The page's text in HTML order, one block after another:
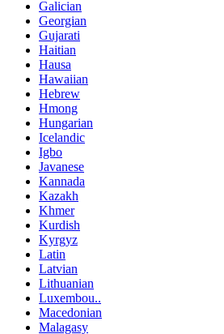
Galician
Georgian
Gujarati
Haitian
Hausa
Hawaiian
Hebrew
Hmong
Hungarian
Icelandic
Igbo
Javanese
Kannada
Kazakh
Khmer
Kurdish
Kyrgyz
Latin
Latvian
Lithuanian
Luxembou..
Macedonian
Malagasy